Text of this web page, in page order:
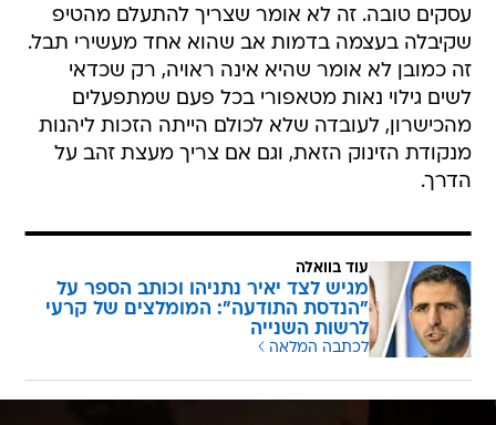
עסקים טובה. זה לא אומר שצריך להתעלם מהטיפ
שקיבלה בעצמה בדמות אב שהוא אחד מעשירי תבל.
זה כמובן לא אומר שהיא אינה ראויה, רק שכדאי
לשים גילוי נאות מטאפורי בכל פעם שמתפעלים
מהכישרון, לעובדה שלא לכולם הייתה הזכות ליהנות
מנקודת הזינוק הזאת, וגם אם צריך מעצת זהב על
הדרך.
עוד בוואלה
מגיש לצד יאיר נתניהו וכותב הספר על
"הנדסת התודעה": המומלצים של קרעי
לרשות השנייה
לכתבה המלאה